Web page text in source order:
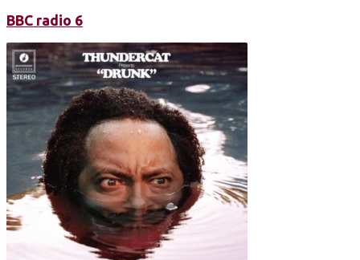
BBC radio 6